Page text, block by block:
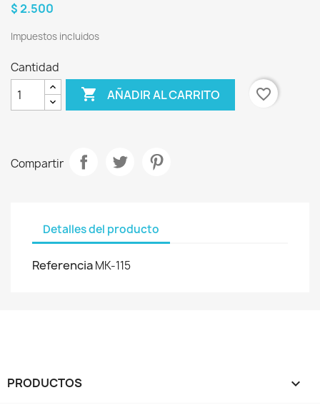
$ 2.500
Impuestos incluidos
Cantidad
 AÑADIR AL CARRITO favorite_border
Compartir
Detalles del producto
ReferenciaMK-115
PRODUCTOS 